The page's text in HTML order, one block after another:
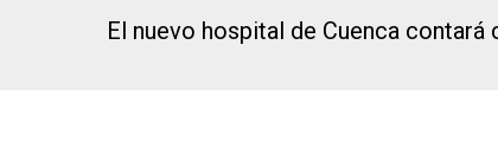
El nuevo hospital de Cuenca